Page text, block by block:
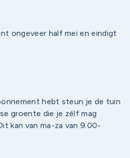
ongeveer half mei en eindigt
hebt steun je de tuin
groente die je zélf mag
kan van ma-za van 9.00-